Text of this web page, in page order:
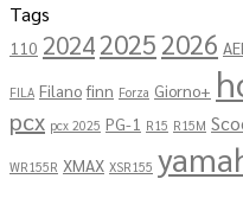
Tags
110 202420252026
FILA Filano finn Forza Giorno+
pcx pcx 2025 PG-1 R15 R15M
WR155R XMAX XSR155